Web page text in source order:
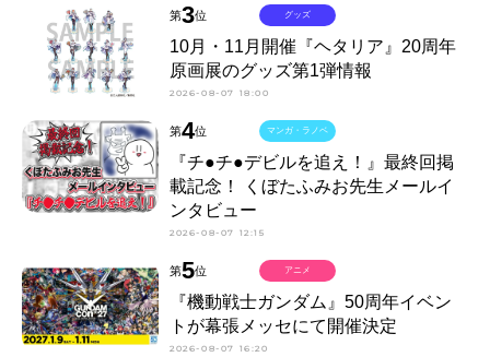
第3位
10月・11月開催『ヘタリア』20周年
原画展のグッズ第1弾情報
2026-08-07 18:00
グッズ
第4位
『チ●チ●デビルを追え！』最終回掲
載記念！ くぼたふみお先生メールイ
ンタビュー
2026-08-07 12:15
マンガ・ラノベ
第5位
『機動戦士ガンダム』50周年イベン
トが幕張メッセにて開催決定
2026-08-07 16:20
アニメ